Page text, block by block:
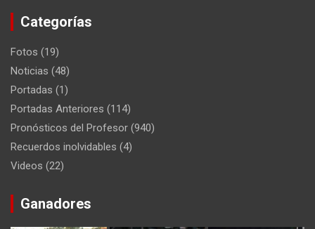
Categorías
Fotos (19)
Noticias (48)
Portadas (1)
Portadas Anteriores (114)
Pronósticos del Profesor (940)
Recuerdos inolvidables (4)
Videos (22)
Ganadores